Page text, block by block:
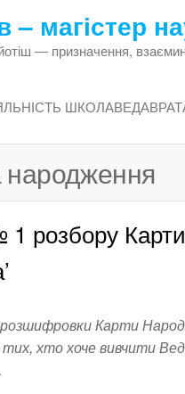
– магістер
— призначення,
народження
розбору
Карти
тих, хто хоче вивчити